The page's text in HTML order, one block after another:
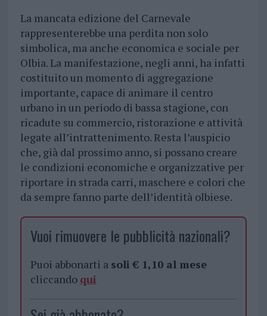
La mancata edizione del Carnevale
rappresenterebbe una perdita non solo
simbolica, ma anche economica e sociale per
Olbia. La manifestazione, negli anni, ha infatti
costituito un momento di aggregazione
importante, capace di animare il centro
urbano in un periodo di bassa stagione, con
ricadute su commercio, ristorazione e attività
legate all’intrattenimento. Resta l’auspicio
che, già dal prossimo anno, si possano creare
le condizioni economiche e organizzative per
riportare in strada carri, maschere e colori che
da sempre fanno parte dell’identità olbiese.
Vuoi rimuovere le pubblicità nazionali?
Puoi abbonarti a soli € 1,10 al mese
cliccando qui